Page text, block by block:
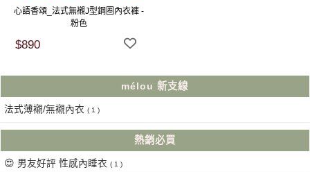
心語香頌_法式無襯J型鋼圈內衣褲 -
粉色
$890
mélou 新支線
法式薄襯/無襯內衣 ( 1 )
熱銷必買
😍 男友好評 性感內睡衣 ( 1 )